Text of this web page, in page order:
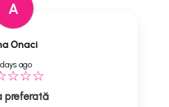
A
Onaci
ago
preferată